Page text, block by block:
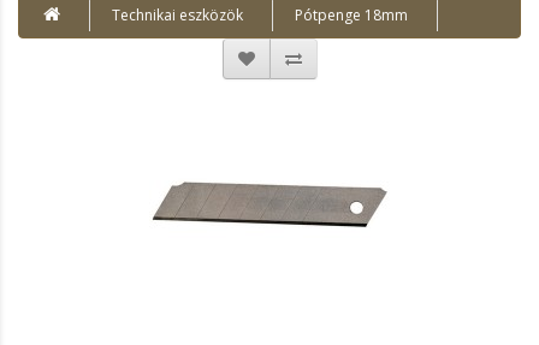
Technikai eszközök Pótpenge 18mm